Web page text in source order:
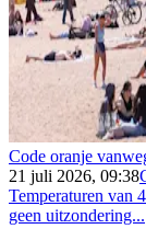
Code oranje
21 juli 2026, 09:38
Temperaturen van
geen uitzondering...